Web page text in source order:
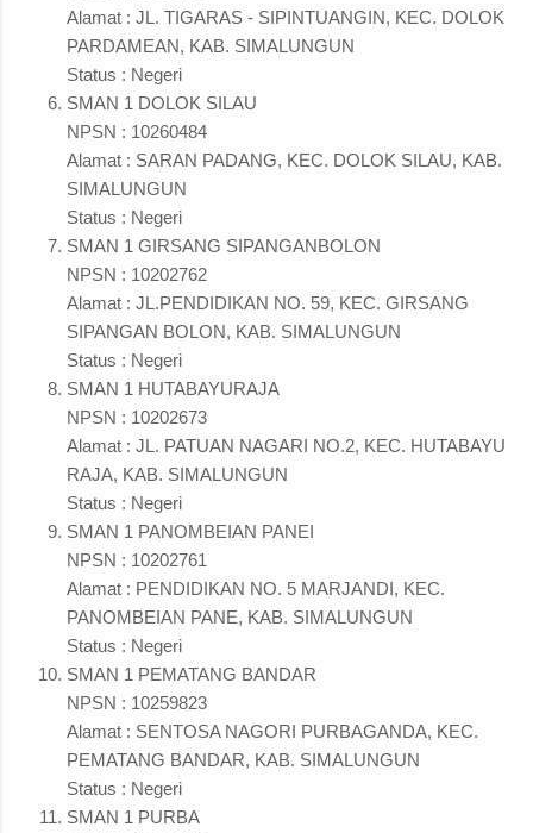
Alamat : JL. TIGARAS - SIPINTUANGIN, KEC. DOLOK
PARDAMEAN, KAB. SIMALUNGUN
Status : Negeri
SMAN 1 DOLOK SILAU
NPSN : 10260484
Alamat : SARAN PADANG, KEC. DOLOK SILAU, KAB.
SIMALUNGUN
Status : Negeri
SMAN 1 GIRSANG SIPANGANBOLON
NPSN : 10202762
Alamat : JL.PENDIDIKAN NO. 59, KEC. GIRSANG
SIPANGAN BOLON, KAB. SIMALUNGUN
Status : Negeri
SMAN 1 HUTABAYURAJA
NPSN : 10202673
Alamat : JL. PATUAN NAGARI NO.2, KEC. HUTABAYU
RAJA, KAB. SIMALUNGUN
Status : Negeri
SMAN 1 PANOMBEIAN PANEI
NPSN : 10202761
Alamat : PENDIDIKAN NO. 5 MARJANDI, KEC.
PANOMBEIAN PANE, KAB. SIMALUNGUN
Status : Negeri
SMAN 1 PEMATANG BANDAR
NPSN : 10259823
Alamat : SENTOSA NAGORI PURBAGANDA, KEC.
PEMATANG BANDAR, KAB. SIMALUNGUN
Status : Negeri
SMAN 1 PURBA